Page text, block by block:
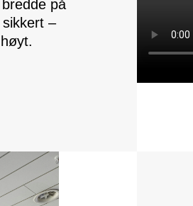
på
–